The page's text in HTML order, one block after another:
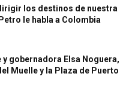
los destinos de nuestra
le habla a Colombia
y gobernadora Elsa Noguera,
Muelle y la Plaza de Puerto